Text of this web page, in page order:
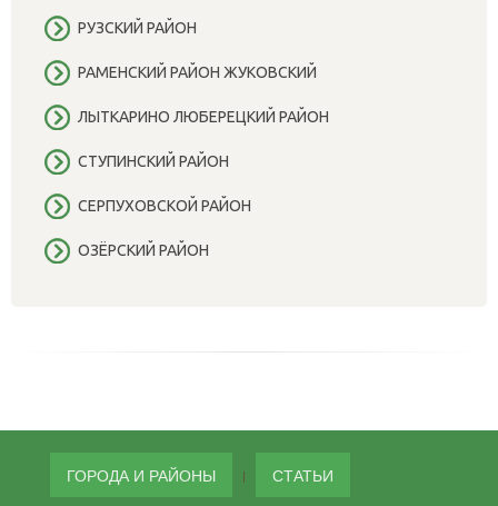
РУЗСКИЙ РАЙОН
РАМЕНСКИЙ РАЙОН ЖУКОВСКИЙ
ЛЫТКАРИНО ЛЮБЕРЕЦКИЙ РАЙОН
СТУПИНСКИЙ РАЙОН
СЕРПУХОВСКОЙ РАЙОН
ОЗЁРСКИЙ РАЙОН
ГОРОДА И РАЙОНЫ СТАТЬИ